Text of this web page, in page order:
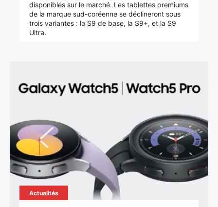
disponibles sur le marché. Les tablettes premiums
de la marque sud-coréenne se déclineront sous
trois variantes : la S9 de base, la S9+, et la S9
Ultra.
Actualités